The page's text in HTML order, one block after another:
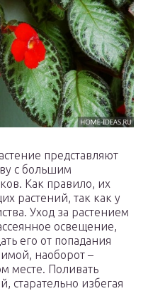
представляют
с большим
Как правило, их
растений, так как у
Уход за растением
освещение,
его от попадания
наоборот –
месте. Поливать
старательно избегая